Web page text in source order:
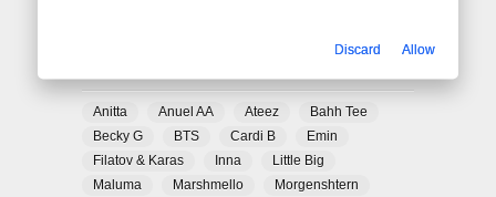
Anitta Anuel AA Ateez
Bahh Tee
Becky G
BTS Cardi B
Emin
Filatov & Karas
Inna
Little Big
Maluma
Marshmello
Morgenshtern
Discard Allow